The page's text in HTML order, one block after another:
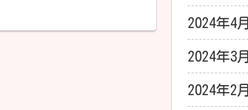
2024年4月
2024年3月
2024年2月